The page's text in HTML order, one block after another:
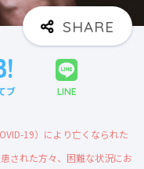
ブ LINE
19）により亡くなられた
された方々、困難な状況にお